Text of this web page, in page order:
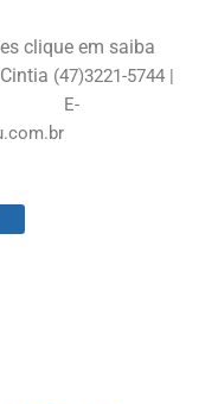
clique em saiba
(47)3221-5744 |
| E-